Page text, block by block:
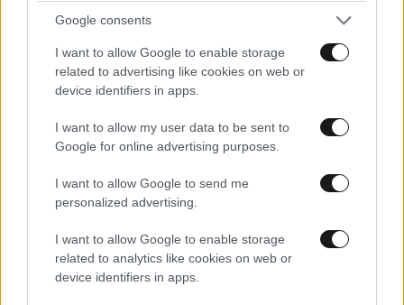
Google consents
I want to allow Google to enable storage
related to advertising like cookies on web or
device identifiers in apps.
I want to allow my user data to be sent to
Google for online advertising purposes.
I want to allow Google to send me
personalized advertising.
I want to allow Google to enable storage
related to analytics like cookies on web or
device identifiers in apps.
Ήταν, 09·04·2024 06:48
, προσωρινό μέτρο ο ΕΝΦΙΑ, όπως η αύξηση ΦΠΑ,
μειώσεις μισθών, όλα προσωρινά μέτρα που έγιναν
Απαντήστε
TRENDING